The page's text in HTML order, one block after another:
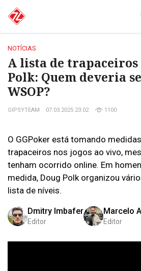
NOTÍCIAS
A lista de trapaceiros
Polk: Quem deveria
WSOP?
GIPSYTEAM 07.03.2025 23:02 1100
O GGPoker está tomando
trapaceiros nos jogos ao vivo,
tenham ocorrido online. Em
medida, Doug Polk organizou
lista de níveis.
Dmitry Imbafer
Editor
Marcelo
Editor